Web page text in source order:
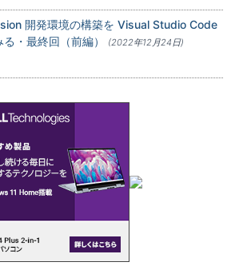
開発環境の構築を Visual Studio Code
・最終回（前編）
(2022年12月24日)